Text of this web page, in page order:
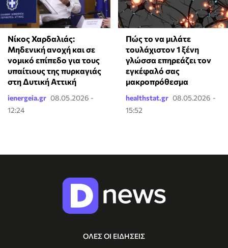
Νίκος Χαρδαλιάς:
Μηδενική ανοχή και σε
νομικό επίπεδο για τους
υπαίτιους της πυρκαγιάς
στη Δυτική Αττική
ienergeia.gr 08.05.2026 -
12:24
⁠Πώς το να μιλάτε
τουλάχιστον 1 ξένη
γλώσσα επηρεάζει τον
εγκέφαλό σας
μακροπρόθεσμα
healthstat.gr 08.05.2026 -
15:52
ΟΛΕΣ ΟΙ ΕΙΔΗΣΕΙΣ